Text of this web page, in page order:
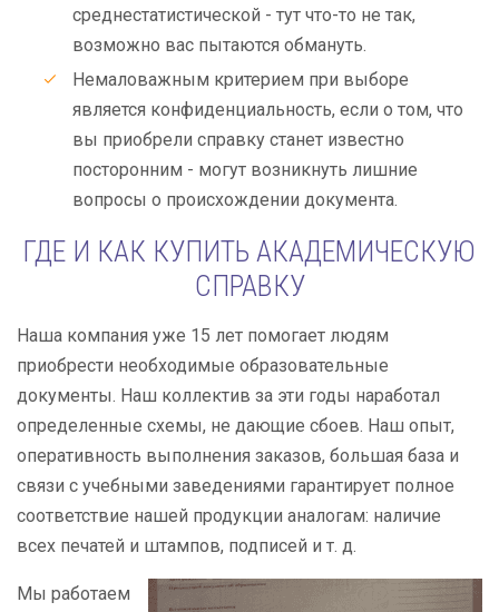
среднестатистической - тут что-то не так,
возможно вас пытаются обмануть.
Немаловажным критерием при выборе
является конфиденциальность, если о том, что
вы приобрели справку станет известно
посторонним - могут возникнуть лишние
вопросы о происхождении документа.
ГДЕ И КАК КУПИТЬ АКАДЕМИЧЕСКУЮ
СПРАВКУ
Наша компания уже 15 лет помогает людям
приобрести необходимые образовательные
документы. Наш коллектив за эти годы наработал
определенные схемы, не дающие сбоев. Наш опыт,
оперативность выполнения заказов, большая база и
связи с учебными заведениями гарантирует полное
соответствие нашей продукции аналогам: наличие
всех печатей и штампов, подписей и т. д.
Мы работаем